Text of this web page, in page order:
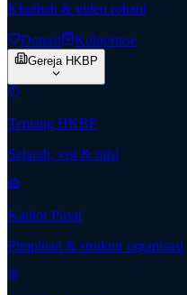
Khotbah & video rohani
Donasi Kolportase
Gereja HKBP
Tentang HKBP
Sejarah, visi & misi
Kantor Pusat
Pimpinan & struktur organisasi